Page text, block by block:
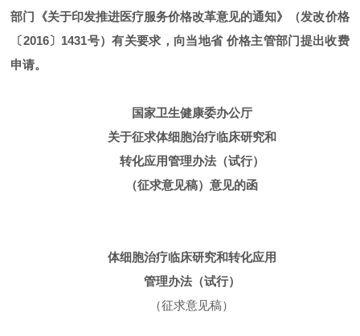
部门《关于印发推进医疗服务价格改革意见的通知》（发改价格
〔2016〕1431号）有关要求，向当地省 价格主管部门提出收费
申请。
国家卫生健康委办公厅
关于征求体细胞治疗临床研究和
转化应用管理办法（试行）
（征求意见稿）意见的函
体细胞治疗临床研究和转化应用
管理办法（试行）
（征求意见稿）